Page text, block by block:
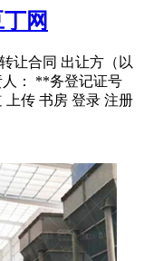
网
让合同 出让方（以
： **务登记证号
上传 书房 登录 注册